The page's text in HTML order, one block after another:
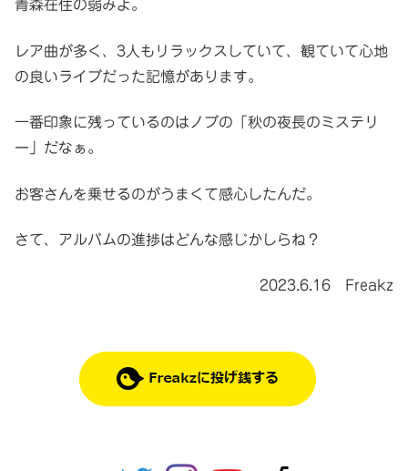
青森在住の弱みよ。
レア曲が多く、3人もリラックスしていて、観ていて心地
の良いライブだった記憶があります。
一番印象に残っているのはノブの「秋の夜長のミステリ
ー」だなぁ。
お客さんを乗せるのがうまくて感心したんだ。
さて、アルバムの進捗はどんな感じかしらね？
2023.6.16 Freakz